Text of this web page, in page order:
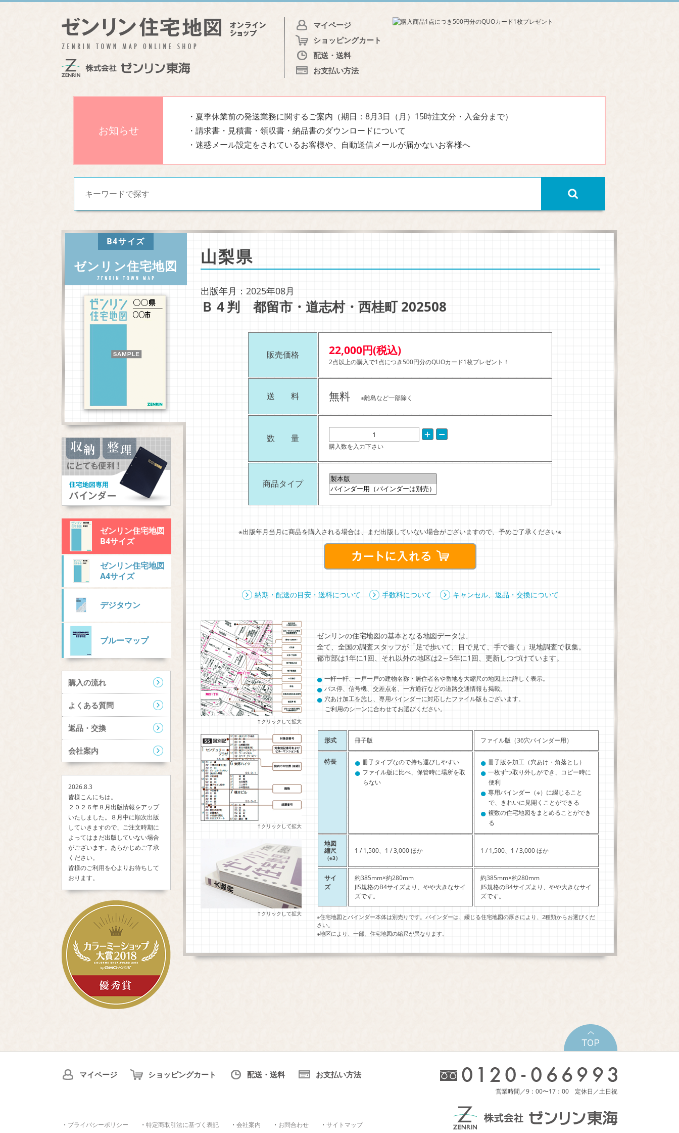
マイページ
ショッピングカート
配送・送料
お支払い方法
お知らせ
・夏季休業前の発送業務に関するご案内（期日：8月3日（月）15時注文分・入金分まで）
・請求書・見積書・領収書・納品書のダウンロードについて
・迷惑メール設定をされているお客様や、自動送信メールが届かないお客様へ
B4サイズ
ゼンリン住宅地図
ゼンリン住宅地図
B4サイズ
ゼンリン住宅地図
A4サイズ
デジタウン
ブルーマップ
購入の流れ
よくある質問
返品・交換
会社案内
2026.8.3
皆様こんにちは。
２０２６年８月出版情報をアップ
いたしました。８月中に順次出版
していきますので、ご注文時期に
よってはまだ出版していない場合
がございます。あらかじめご了承
ください。
皆様のご利用を心よりお待ちして
おります。
山梨県
出版年月：2025年08月
Ｂ４判 都留市・道志村・西桂町 202508
販売価格 22,000円(税込)
2点以上の購入で1点につき500円分のQUOカード1枚プレゼント！
送 料 無料 ※離島など一部除く
数 量
購入数を入力下さい
商品タイプ
※出版年月当月に商品を購入される場合は、まだ出版していない場合がございますので、予めご了承ください※
納期・配送の目安・送料について 手数料について キャンセル、返品・交換について
↑クリックして拡大
↑クリックして拡大
↑クリックして拡大
ゼンリンの住宅地図の基本となる地図データは、
全て、全国の調査スタッフが「足で歩いて、目で見て、手で書く」現地調査で収集。
都市部は1年に1回、それ以外の地区は2～5年に1回、更新しつづけています。
● 一軒一軒、一戸一戸の建物名称・居住者名や番地を大縮尺の地図上に詳しく表示。
● バス停、信号機、交差点名、一方通行などの道路交通情報も掲載。
● 穴あけ加工を施し、専用バインダーに対応したファイル版もございます。
ご利用のシーンに合わせてお選びください。
形式 冊子版 ファイル版（36穴バインダー用）
特長 ● 冊子タイプなので持ち運びしやすい
● ファイル版に比べ、保管時に場所を取
らない
● 冊子版を加工（穴あけ・角落とし）
● 一枚ずつ取り外しができ、コピー時に
便利
● 専用バインダー（※）に綴じること
で、きれいに見開くことができる
● 複数の住宅地図をまとめることができ
る
地図
縮尺
（※3）
1 / 1,500、1 / 3,000 ほか 1 / 1,500、1 / 3,000 ほか
サイ
ズ
約385mm×約280mm
JIS規格のB4サイズより、やや大きなサイ
ズです。
約385mm×約280mm
JIS規格のB4サイズより、やや大きなサイ
ズです。
※住宅地図とバインダー本体は別売りです。バインダーは、綴じる住宅地図の厚さにより、2種類からお選びくだ
さい。
※地区により、一部、住宅地図の縮尺が異なります。
マイページ ショッピングカート 配送・送料 お支払い方法
・ プライバシーポリシー ・ 特定商取引法に基づく表記 ・ 会社案内 ・ お問合わせ ・ サイトマップ
営業時間／9：00〜17：00 定休日／土日祝